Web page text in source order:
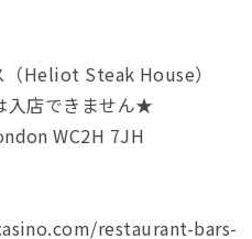
Heliot Steak House）
入店できません★
WC2H 7JH
restaurant-bars-